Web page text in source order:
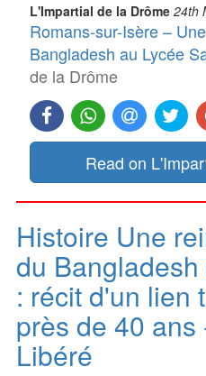
L'Impartial de la Drôme 24th
Romans-sur-Isère –
Bangladesh au Lycée
de la Drôme
Read on
Histoire Une
du
: récit d'un lien
près de 40
Libéré